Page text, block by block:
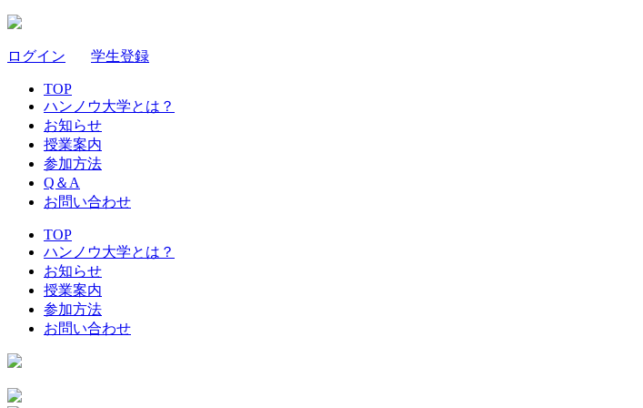
ログイン 学生登録
TOP
ハンノウ大学とは？
お知らせ
授業案内
参加方法
Q＆A
お問い合わせ
TOP
ハンノウ大学とは？
お知らせ
授業案内
参加方法
お問い合わせ